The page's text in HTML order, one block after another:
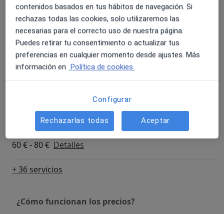
Hidratación de labios
Detalles Reservar cita
Consulta online
100 € Detalles
Radiofrecuencia facial
60 € - 80 € Detalles
+ 36 servicios
¿Cómo funcionan los precios?
contenidos basados en tus hábitos de navegación. Si
rechazas todas las cookies, solo utilizaremos las
necesarias para el correcto uso de nuestra página.
Puedes retirar tu consentimiento o actualizar tus
preferencias en cualquier momento desde ajustes. Más
información en Política de cookies.
Configurar
Rechazarlas todas Aceptar